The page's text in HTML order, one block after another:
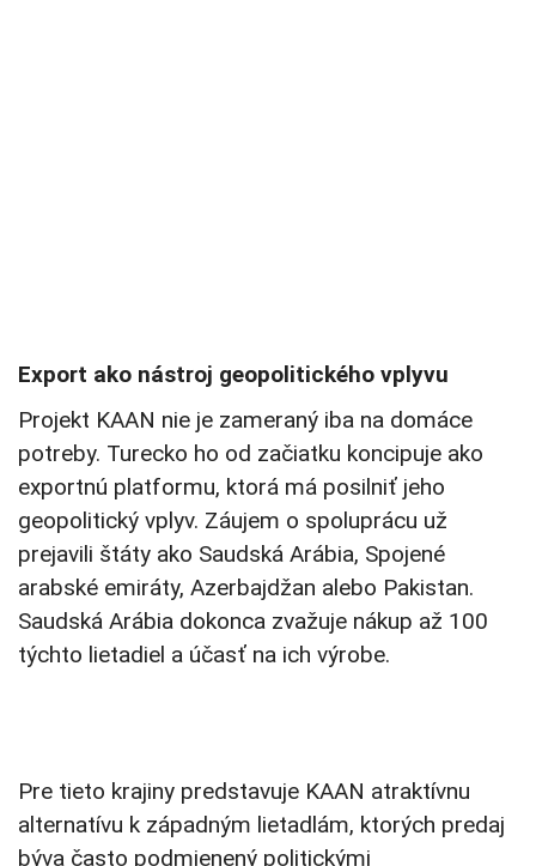
Export ako nástroj geopolitického vplyvu
Projekt KAAN nie je zameraný iba na domáce
potreby. Turecko ho od začiatku koncipuje ako
exportnú platformu, ktorá má posilniť jeho
geopolitický vplyv. Záujem o spoluprácu už
prejavili štáty ako Saudská Arábia, Spojené
arabské emiráty, Azerbajdžan alebo Pakistan.
Saudská Arábia dokonca zvažuje nákup až 100
týchto lietadiel a účasť na ich výrobe.
Pre tieto krajiny predstavuje KAAN atraktívnu
alternatívu k západným lietadlám, ktorých predaj
býva často podmienený politickými